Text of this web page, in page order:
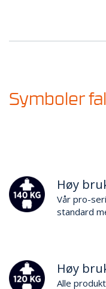
Symboler
Høy
Vår pro-
standard
Høy
Alle